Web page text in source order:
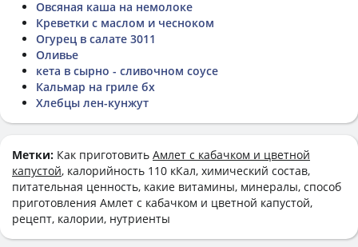
Овсяная каша на немолоке
Креветки с маслом и чесноком
Огурец в салате 3011
Оливье
кета в сырно - сливочном соусе
Кальмар на гриле бх
Хлебцы лен-кунжут
Метки: Как приготовить Амлет с кабачком и цветной
капустой, калорийность 110 кКал, химический состав,
питательная ценность, какие витамины, минералы, способ
приготовления Амлет с кабачком и цветной капустой,
рецепт, калории, нутриенты